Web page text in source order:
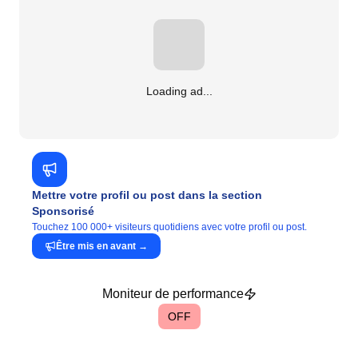
Loading ad...
Mettre votre profil ou post dans la section
Sponsorisé
Touchez 100 000+ visiteurs quotidiens avec votre profil ou post.
Être mis en avant →
Moniteur de performance
OFF